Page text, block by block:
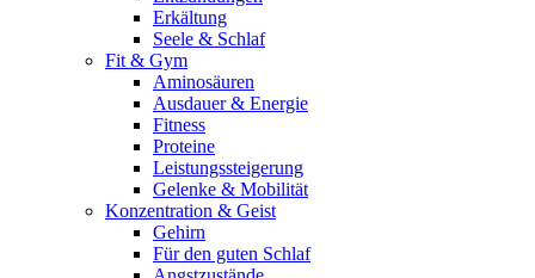
Erkältung
Seele & Schlaf
Fit & Gym
Aminosäuren
Ausdauer & Energie
Fitness
Proteine
Leistungssteigerung
Gelenke & Mobilität
Konzentration & Geist
Gehirn
Für den guten Schlaf